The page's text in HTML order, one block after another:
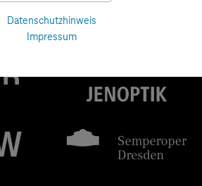
Datenschutzhinweis
Impressum